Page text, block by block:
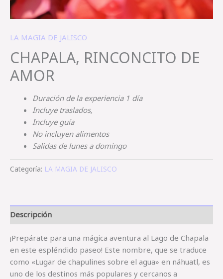
LA MAGIA DE JALISCO
CHAPALA, RINCONCITO DE
AMOR
Duración de la experiencia 1 día
Incluye traslados,
Incluye guía
No incluyen alimentos
Salidas de lunes a domingo
Categoría: LA MAGIA DE JALISCO
Descripción
¡Prepárate para una mágica aventura al Lago de Chapala
en este espléndido paseo! Este nombre, que se traduce
como «Lugar de chapulines sobre el agua» en náhuatl, es
uno de los destinos más populares y cercanos a